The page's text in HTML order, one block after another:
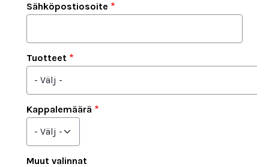
Sähköpostiosoite
Tuotteet
Kappalemäärä
Muut valinnat